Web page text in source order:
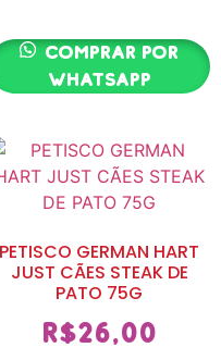
Comprar por
whatsapp
PETISCO GERMAN HART
JUST CÃES STEAK DE
PATO 75G
R$26,00